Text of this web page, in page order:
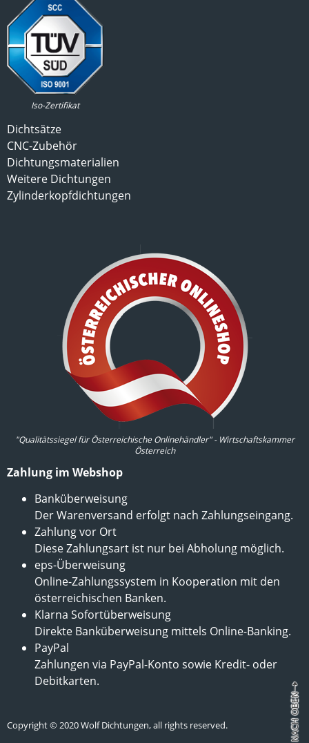
Iso-Zertifikat
Dichtsätze
CNC-Zubehör
Dichtungsmaterialien
Weitere Dichtungen
Zylinderkopfdichtungen
"Qualitätssiegel für Österreichische Onlinehändler" - Wirtschaftskammer
Österreich
Zahlung im Webshop
Banküberweisung
Der Warenversand erfolgt nach Zahlungseingang.
Zahlung vor Ort
Diese Zahlungsart ist nur bei Abholung möglich.
eps-Überweisung
Online-Zahlungssystem in Kooperation mit den
österreichischen Banken.
Klarna Sofortüberweisung
Direkte Banküberweisung mittels Online-Banking.
PayPal
Zahlungen via PayPal-Konto sowie Kredit- oder
Debitkarten.
Copyright © 2020 Wolf Dichtungen, all rights reserved.